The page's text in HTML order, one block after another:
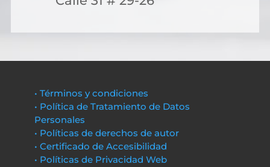
• Términos y condiciones
• Política de Tratamiento de Datos
Personales
• Políticas de derechos de autor
• Certificado de Accesibilidad
• Políticas de Privacidad Web